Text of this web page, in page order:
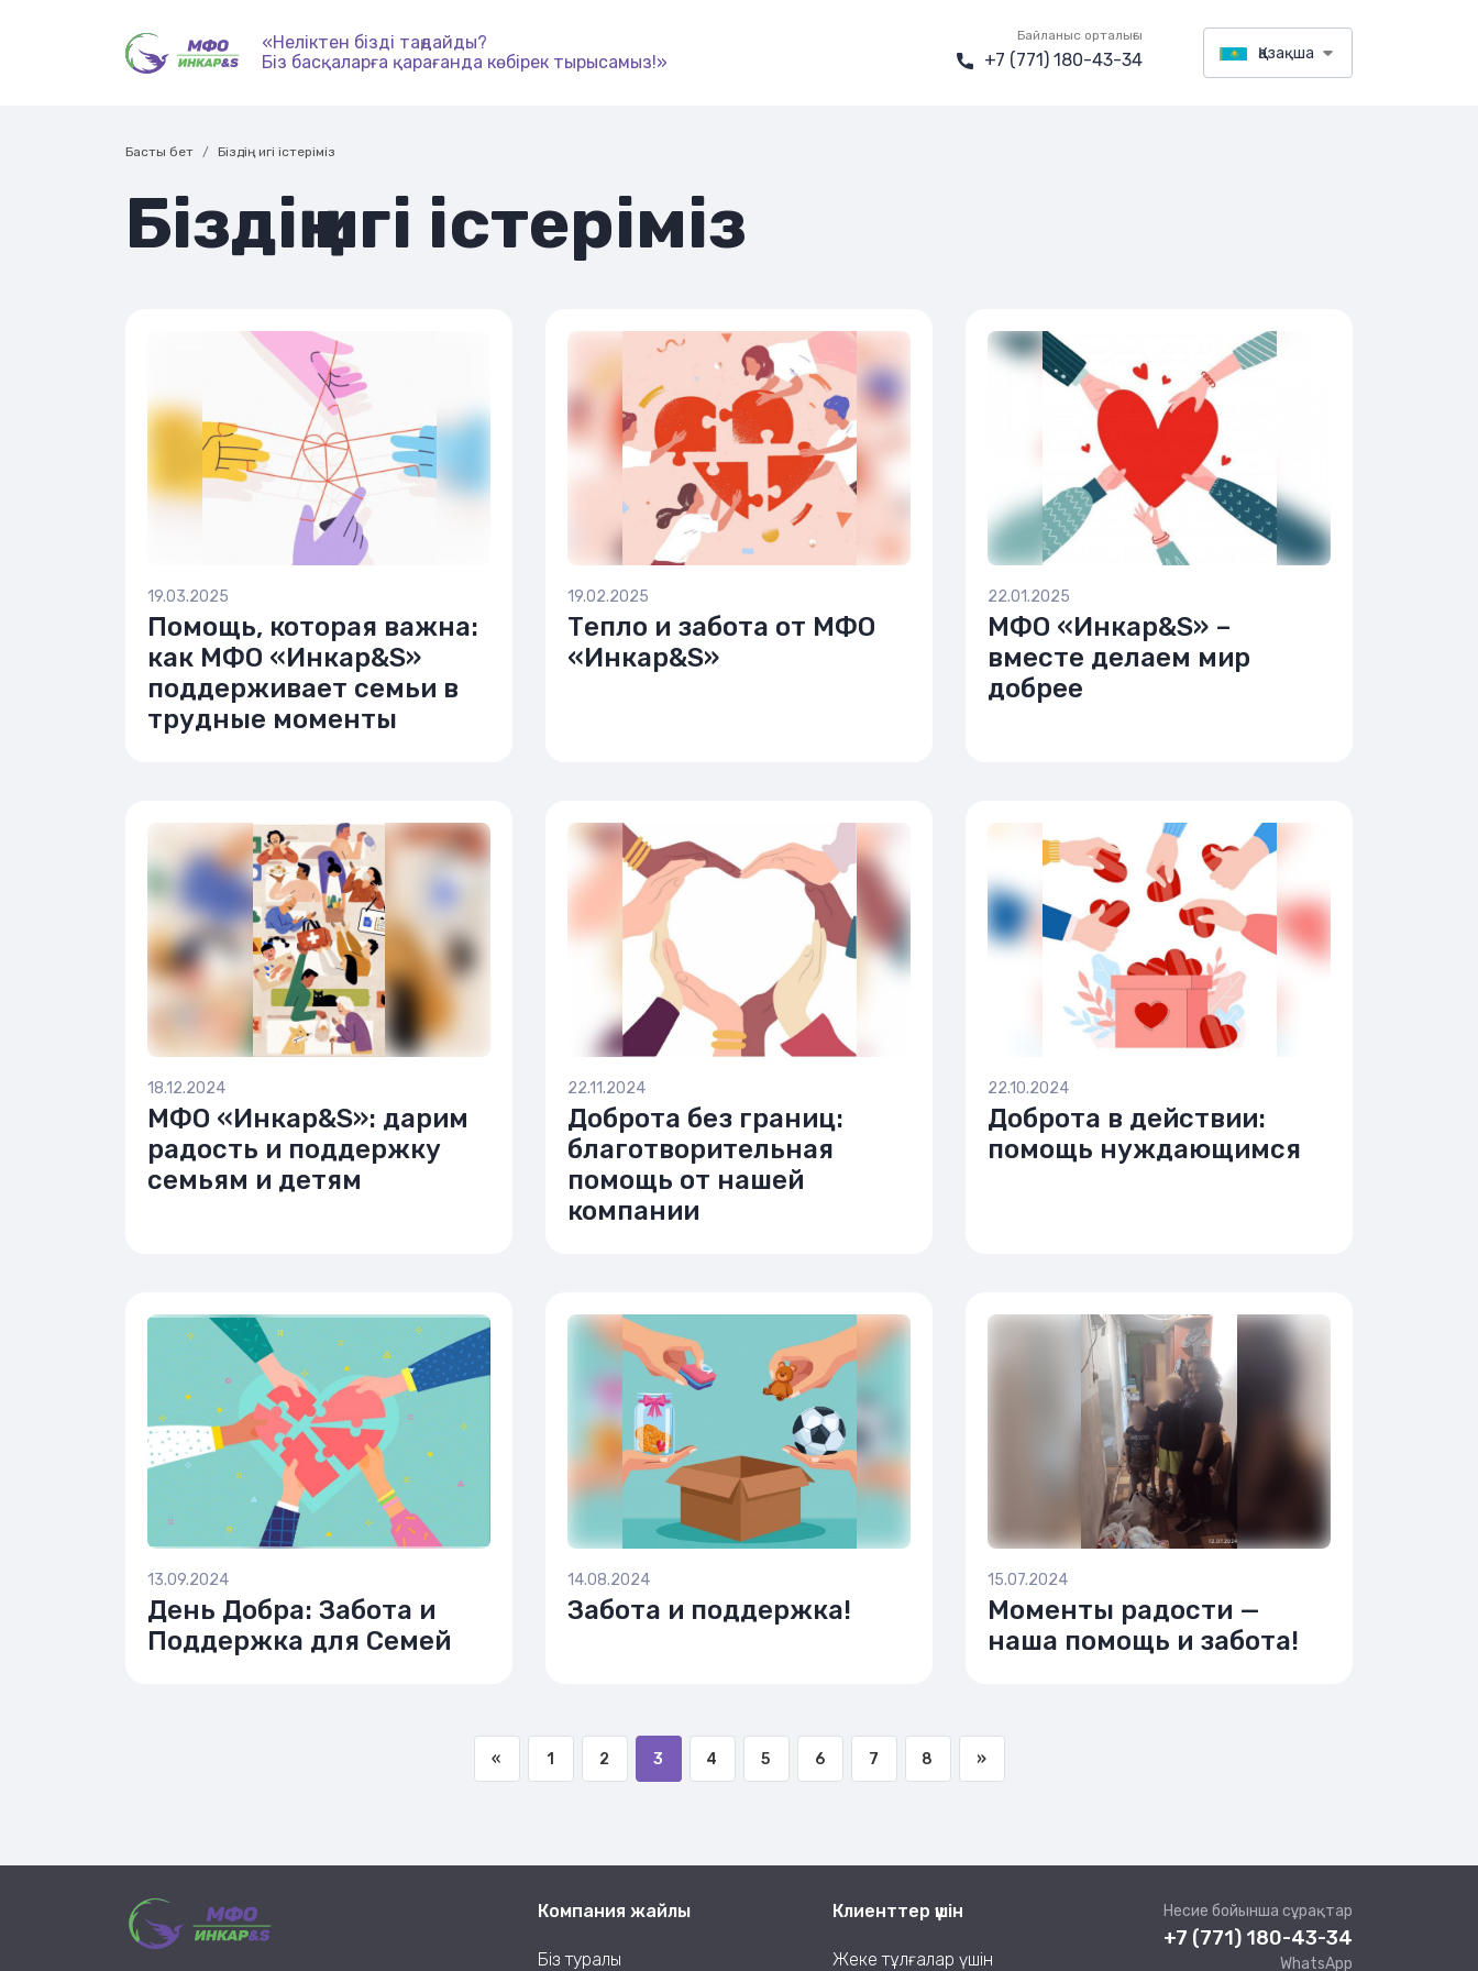
«Неліктен бізді таңдайды?
Біз басқаларға қарағанда көбірек тырысамыз!»
Байланыс орталығы
+7 (771) 180-43-34 Қазақша
Басты бет Біздің игі істеріміз
Біздің игі істеріміз
19.03.2025
Помощь, которая важна:
как МФО «Инкар&S»
поддерживает семьи в
трудные моменты
19.02.2025
Тепло и забота от МФО
«Инкар&S»
22.01.2025
МФО «Инкар&S» –
вместе делаем мир
добрее
18.12.2024
МФО «Инкар&S»: дарим
радость и поддержку
семьям и детям
22.11.2024
Доброта без границ:
благотворительная
помощь от нашей
компании
22.10.2024
Доброта в действии:
помощь нуждающимся
13.09.2024
День Добра: Забота и
Поддержка для Семей
14.08.2024
Забота и поддержка!
15.07.2024
Моменты радости —
наша помощь и забота!
« 1 2 3 4 5 6 7 8 »
Компания жайлы
Біз туралы
Клиенттер үшін
Жеке тұлғалар үшін
Несие бойынша сұрақтар
+7 (771) 180-43-34
WhatsApp